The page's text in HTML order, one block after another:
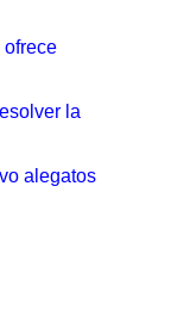
ofrece
la
alegatos